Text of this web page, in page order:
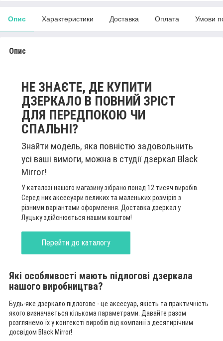
Опис Характеристики Доставка Оплата Умови
Опис
НЕ ЗНАЄТЕ, ДЕ КУПИТИ
ДЗЕРКАЛО В ПОВНИЙ ЗРІСТ
ДЛЯ ПЕРЕДПОКОЮ ЧИ
СПАЛЬНІ?
Знайти модель, яка повністю задовольнить
усі ваші вимоги, можна в студії дзеркал Black
Mirror!
У каталозі нашого магазину зібрано понад 12 тисяч виробів.
Серед них аксесуари великих та маленьких розмірів з
різними варіантами оформлення. Доставка дзеркал у
Луцьку здійснюється нашим коштом!
Перейти до каталогу
Які особливості мають підлогові дзеркала
нашого виробництва?
Будь-яке дзеркало підлогове - це аксесуар, якість та практичність
якого визначається кількома параметрами. Давайте разом
розглянемо їх у контексті виробів від компанії з десятирічним
досвідом Black Mirror!